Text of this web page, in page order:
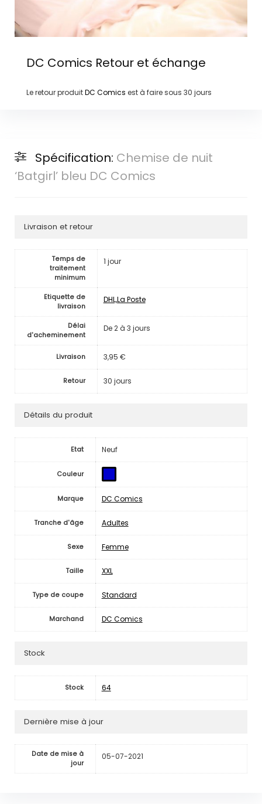
DC Comics Retour et échange
Le retour produitDC Comics est à faire sous 30 jours
Spécification: Chemise de nuit
‘Batgirl’ bleu DC Comics
Livraison et retour
Temps de
traitement
minimum
1 jour
Etiquette de
livraison
DHL,La Poste
Délai
d'acheminement
De 2 à 3 jours
Livraison 3,95 €
Retour 30 jours
Détails du produit
Etat Neuf
Couleur
Marque DC Comics
Tranche d'âge Adultes
Sexe Femme
Taille XXL
Type de coupe Standard
Marchand DC Comics
Stock
Stock 64
Dernière mise à jour
Date de mise à
jour
05-07-2021